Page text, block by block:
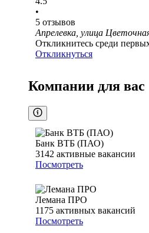
•
5 отзывов
Апрелевка, улица
Откликнитесь среди
Откликнуться
Компании для вас
Банк ВТБ (ПАО)
3142 активные вакансии
Посмотреть
Лемана ПРО
1175 активных вакансий
Посмотреть